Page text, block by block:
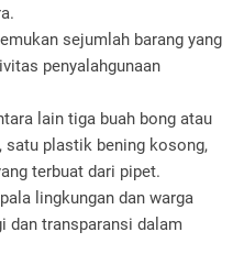
sejumlah barang yang
penyalahgunaan
lain tiga buah bong atau
plastik bening kosong,
terbuat dari pipet.
lingkungan dan warga
dan transparansi dalam